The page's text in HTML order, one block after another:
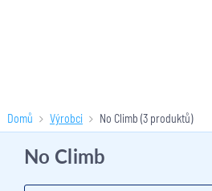
Domů Výrobci No Climb (3 produktů)
No Climb